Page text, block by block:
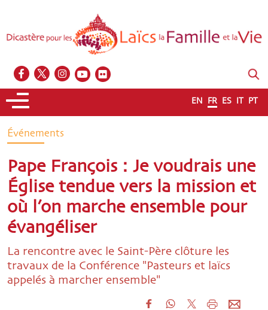
EN FR ES IT PT
Événements
Pape François : Je voudrais une
Église tendue vers la mission et
où l’on marche ensemble pour
évangéliser
La rencontre avec le Saint-Père clôture les
travaux de la Conférence "Pasteurs et laïcs
appelés à marcher ensemble"